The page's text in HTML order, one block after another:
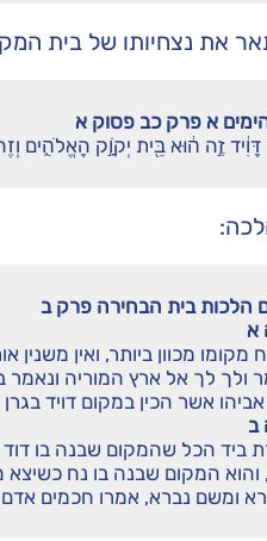
את נצחיותו של בית
א פרק כב פסוק א
דָּוִ֔יד זֶ֣ה ה֔וּא בֵּ֖ית יְקֹוָ֣ק הָאֱלֹהִ֑ים
הלכות בית הבחירה פרק ב
א
מקומו מכוון ביותר, ואין
ולך לך אל ארץ המוריה ונאמר
אביהו אשר הכין במקום דויד בגרן
ב
ביד הכל שהמקום שבנה בו
והוא המקום שבנה בו נח כשיצא
ומשם נברא, אמרו חכמים